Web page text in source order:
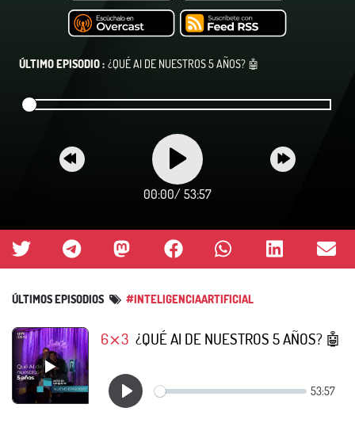
ÚLTIMO EPISODIO : ¿QUÉ AI DE NUESTROS 5 AÑOS? 🤖
00:00/ 53:57
ÚLTIMOS EPISODIOS #INTELIGENCIAARTIFICIAL
6⨯3 ¿QUÉ AI DE NUESTROS 5 AÑOS? 🤖